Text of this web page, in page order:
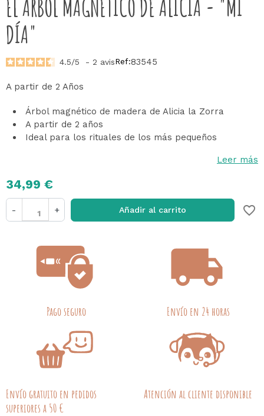
EL ÁRBOL MAGNÉTICO DE ALICIA - "MI
DÍA"
4.5/5 - 2 avisRef:83545
A partir de 2 Años
Árbol magnético de madera de Alicia la Zorra
A partir de 2 años
Ideal para los rituales de los más pequeños
Leer más
34,99 €
- + Añadir al carrito favorite_border
Pago seguro Envío en 24 horas
Envío gratuito en pedidos
superiores a 50 €
Atención al cliente disponible